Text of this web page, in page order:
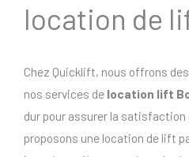
location de
Chez Quicklift, nous offrons
nos services de location lift
dur pour assurer la
proposons une location de lift